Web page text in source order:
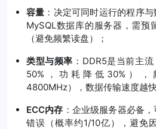
容量 ：决定可同时运行的程序
MySQL数据库的服务器，需预
（避免频繁读盘）；
类型与频率 ：DDR5是当前主
50%，功耗降低30%），
4800MHz），数据传输速度越快
ECC内存 ：企业级服务器必备
错误（概率约1/10亿），避免